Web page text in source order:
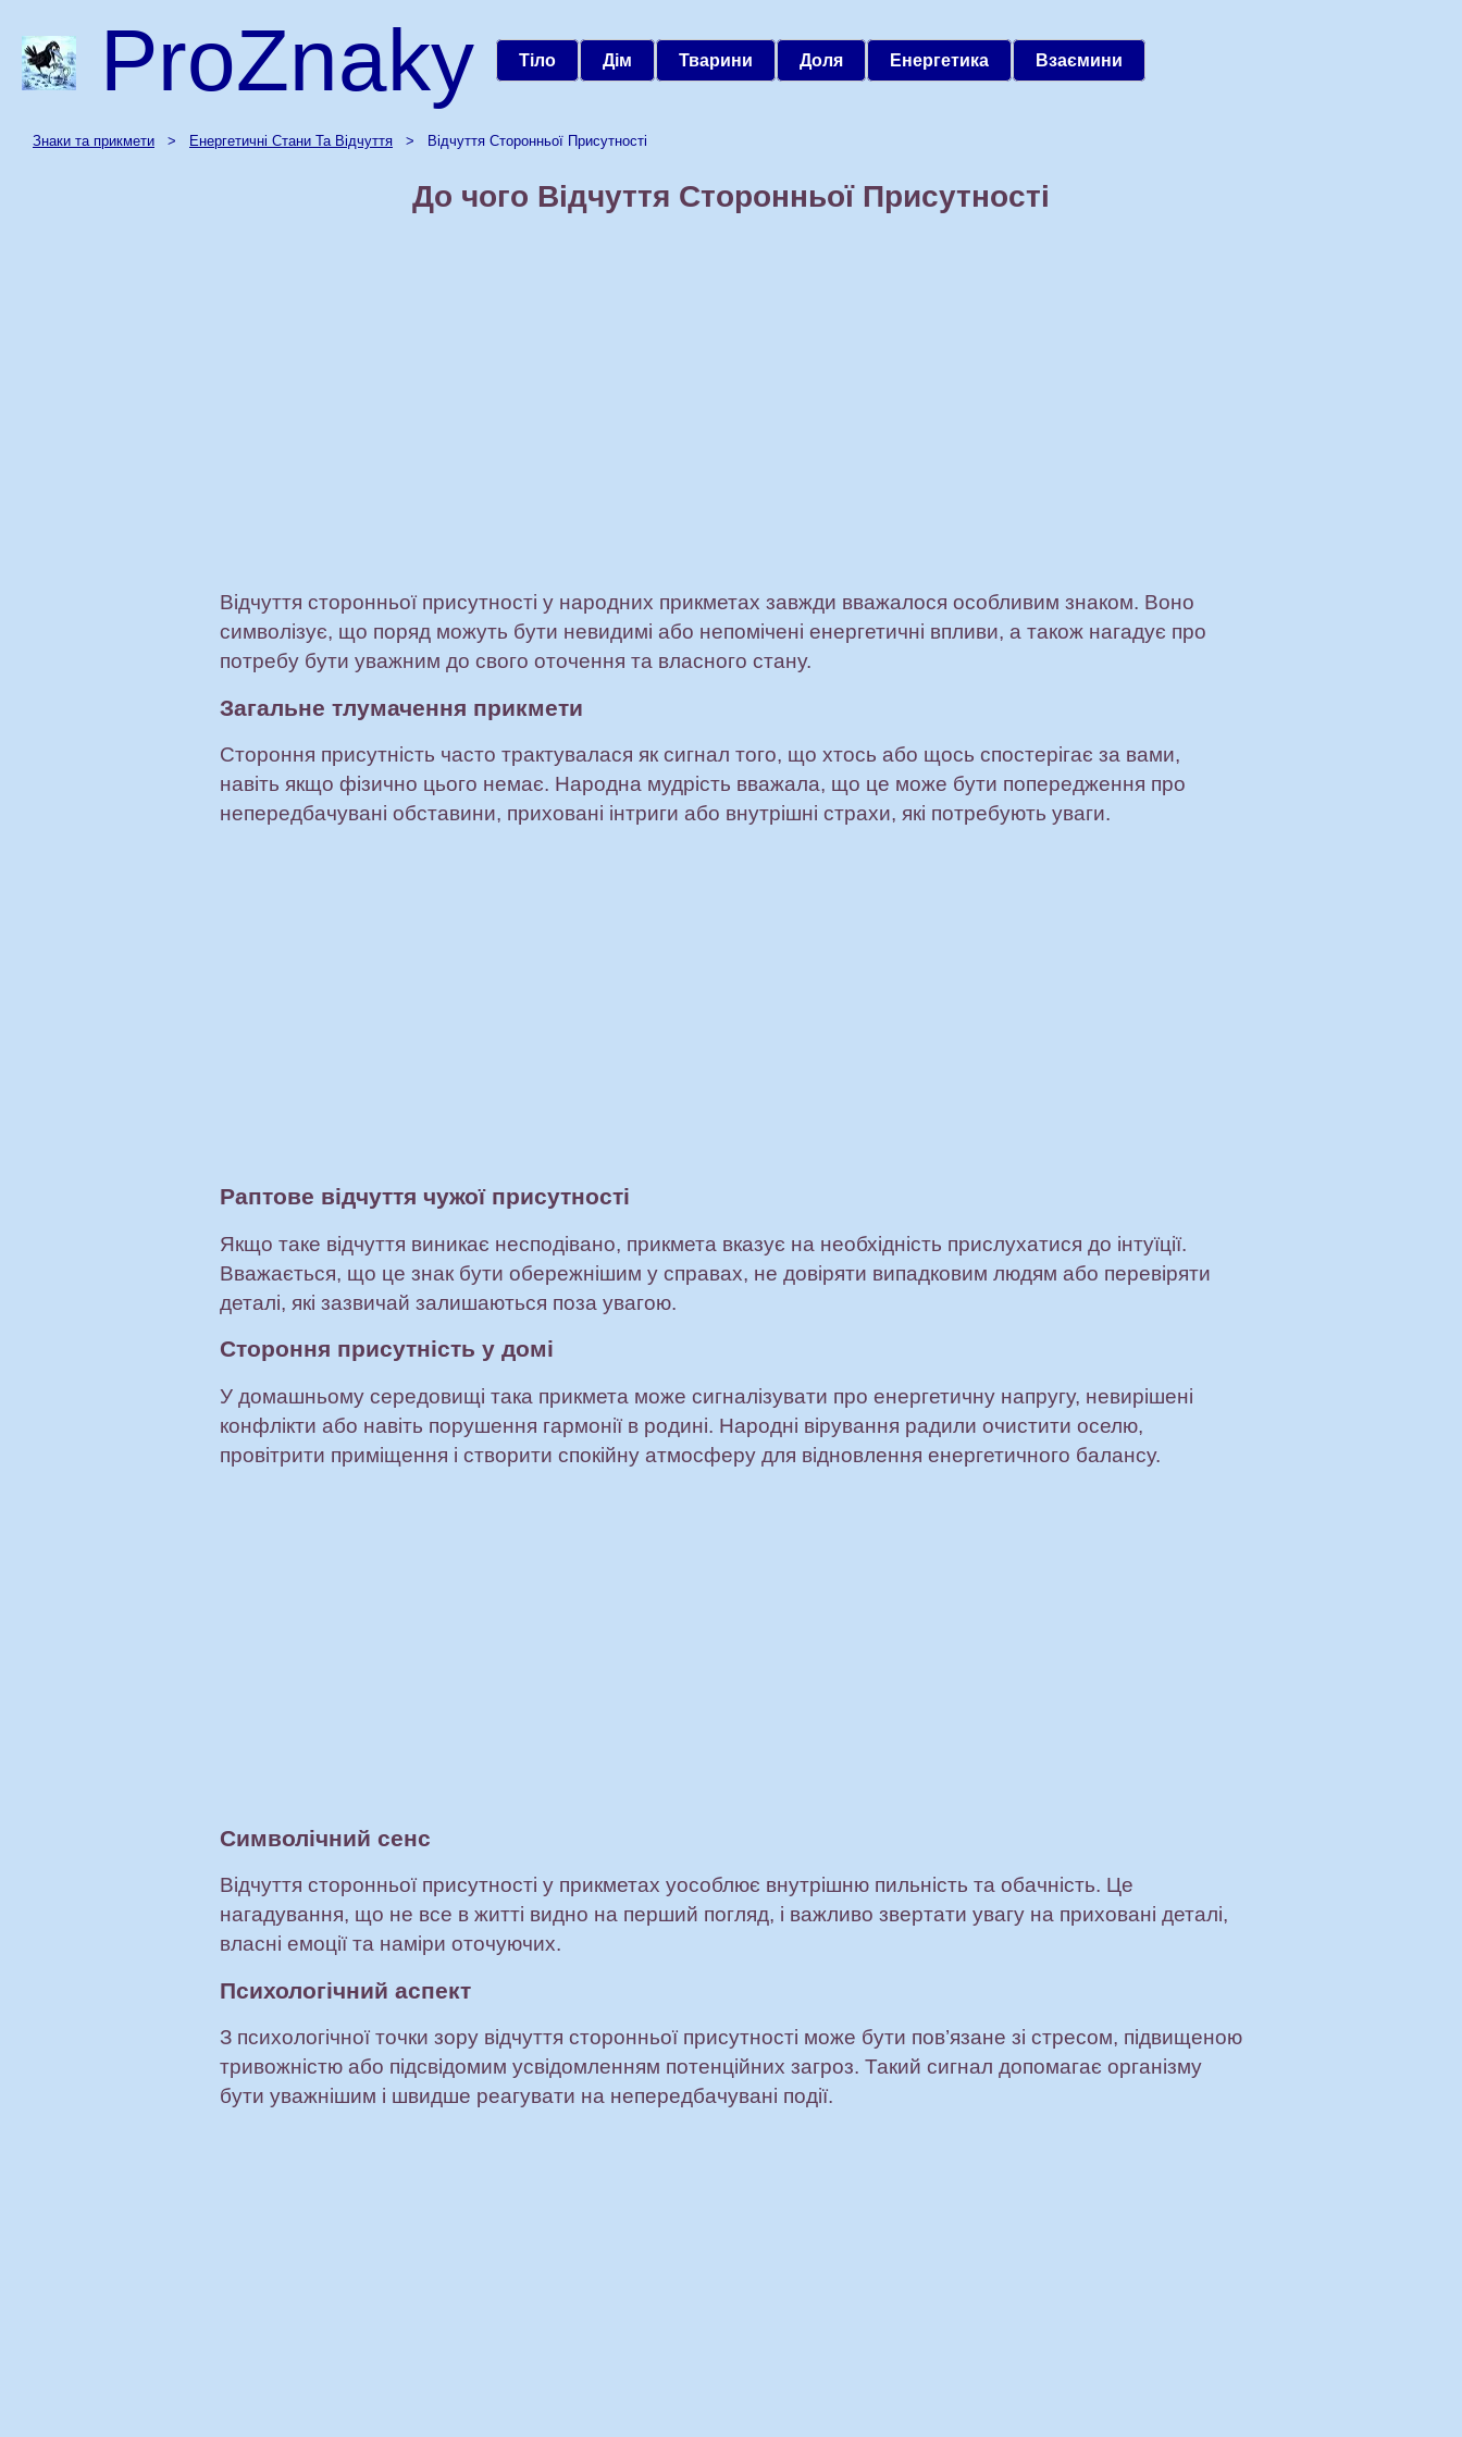
ProZnaky Тіло Дім Тварини Доля Енергетика Взаємини
Знаки та прикмети > Енергетичні Стани Та Відчуття > Відчуття Сторонньої Присутності
До чого Відчуття Сторонньої Присутності
Відчуття сторонньої присутності у народних прикметах завжди вважалося особливим знаком. Воно
символізує, що поряд можуть бути невидимі або непомічені енергетичні впливи, а також нагадує про
потребу бути уважним до свого оточення та власного стану.
Загальне тлумачення прикмети
Стороння присутність часто трактувалася як сигнал того, що хтось або щось спостерігає за вами,
навіть якщо фізично цього немає. Народна мудрість вважала, що це може бути попередження про
непередбачувані обставини, приховані інтриги або внутрішні страхи, які потребують уваги.
Раптове відчуття чужої присутності
Якщо таке відчуття виникає несподівано, прикмета вказує на необхідність прислухатися до інтуїції.
Вважається, що це знак бути обережнішим у справах, не довіряти випадковим людям або перевіряти
деталі, які зазвичай залишаються поза увагою.
Стороння присутність у домі
У домашньому середовищі така прикмета може сигналізувати про енергетичну напругу, невирішені
конфлікти або навіть порушення гармонії в родині. Народні вірування радили очистити оселю,
провітрити приміщення і створити спокійну атмосферу для відновлення енергетичного балансу.
Символічний сенс
Відчуття сторонньої присутності у прикметах уособлює внутрішню пильність та обачність. Це
нагадування, що не все в житті видно на перший погляд, і важливо звертати увагу на приховані деталі,
власні емоції та наміри оточуючих.
Психологічний аспект
З психологічної точки зору відчуття сторонньої присутності може бути пов’язане зі стресом, підвищеною
тривожністю або підсвідомим усвідомленням потенційних загроз. Такий сигнал допомагає організму
бути уважнішим і швидше реагувати на непередбачувані події.